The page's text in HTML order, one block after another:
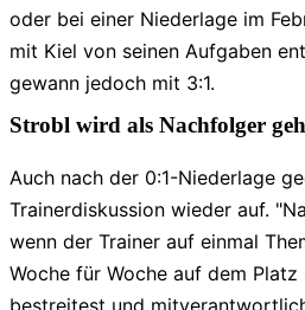
oder bei einer Niederlage im
mit Kiel von seinen Aufgaben
gewann jedoch mit 3:1.
Strobl wird als Nachfolger
Auch nach der 0:1-Niederlage
Trainerdiskussion wieder auf.
wenn der Trainer auf einmal
Woche für Woche auf dem
bestreitest und